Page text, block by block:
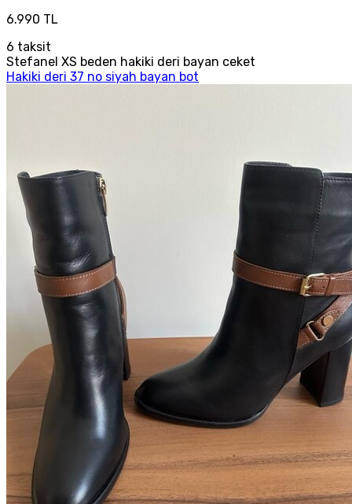
6.990 TL
6 taksit
Stefanel XS beden hakiki deri bayan ceket
Hakiki deri 37 no siyah bayan bot